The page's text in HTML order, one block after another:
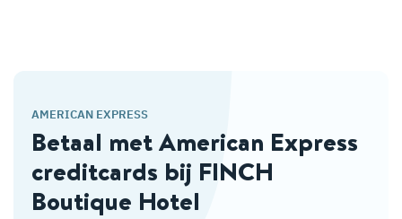
AMERICAN EXPRESS
Betaal met American Express
creditcards bij FINCH
Boutique Hotel